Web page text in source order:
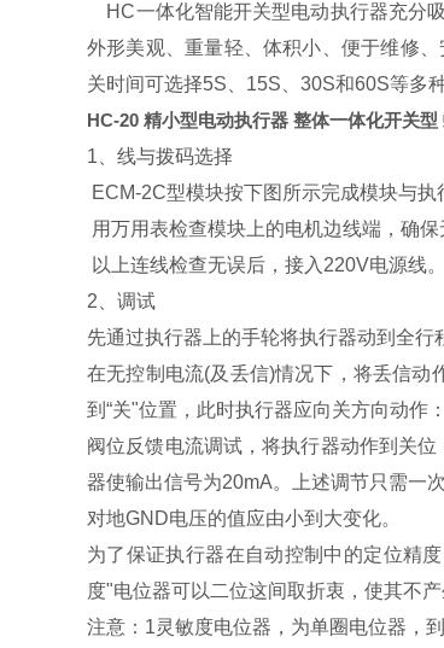
HC一体化智能开关型电动执行器充分
外形美观、重量轻、体积小、便于维修
关时间可选择5S、15S、30S和60S等多种
HC-20 精小型电动执行器 整体一体化开关
1、线与拨码选择
ECM-2C型模块按下图所示完成模块与
用万用表检查模块上的电机边线端，确保
以上连线检查无误后，接入220V电源线。
2、调试
先通过执行器上的手轮将执行器动到全行
在无控制电流(及丢信)情况下，将丢信动
到“关"位置，此时执行器应向关方向动作
阀位反馈电流调试，将执行器动作到关
器使输出信号为20mA。上述调节只需一
对地GND电压的值应由小到大变化。
为了保证执行器在自动控制中的定位精
度"电位器可以二位这间取折衷，使其不
注意：1灵敏度电位器，为单圈电位器，